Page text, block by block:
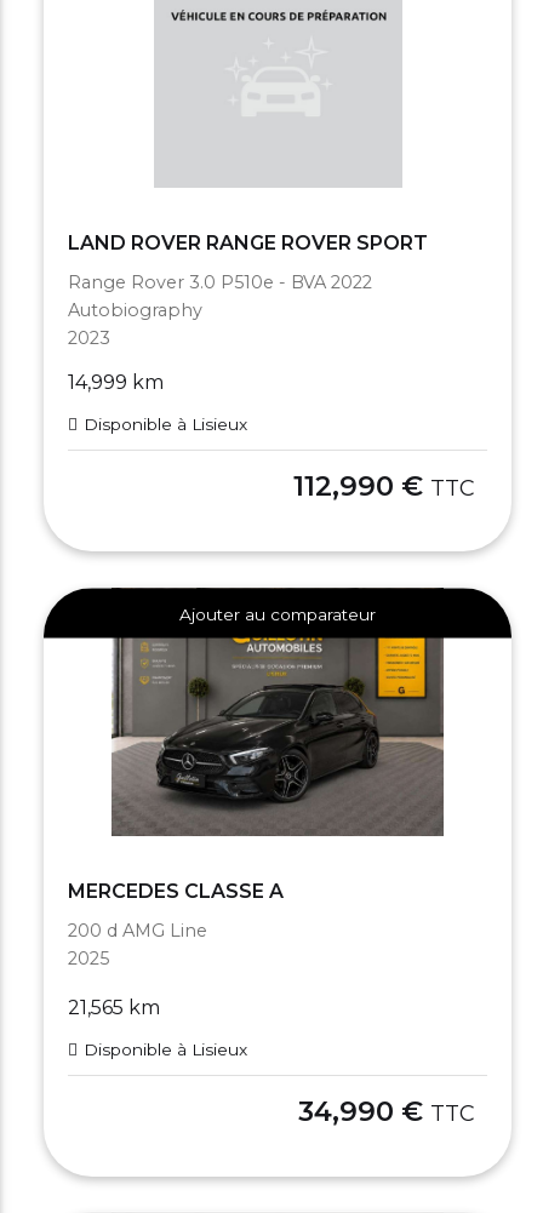
LAND ROVER RANGE ROVER SPORT
Range Rover 3.0 P510e - BVA 2022
Autobiography
2023
14,999 km
Disponible à Lisieux
112,990 € TTC
Ajouter au comparateur
MERCEDES CLASSE A
200 d AMG Line
2025
21,565 km
Disponible à Lisieux
34,990 € TTC